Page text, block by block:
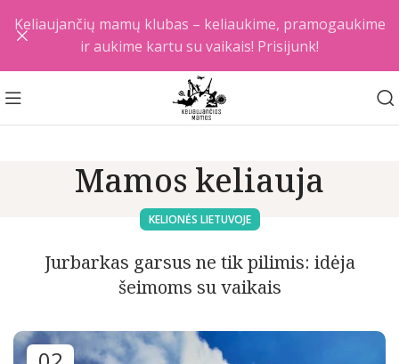
Mamos keliauja
KELIONĖS LIETUVOJE
Jurbarkas garsus ne tik pilimis: idėja
šeimoms su vaikais
Keliaujančių mamų klubas – keliaukime, pramogaukime
ir aukime kartu su vaikais! Prisijunk!